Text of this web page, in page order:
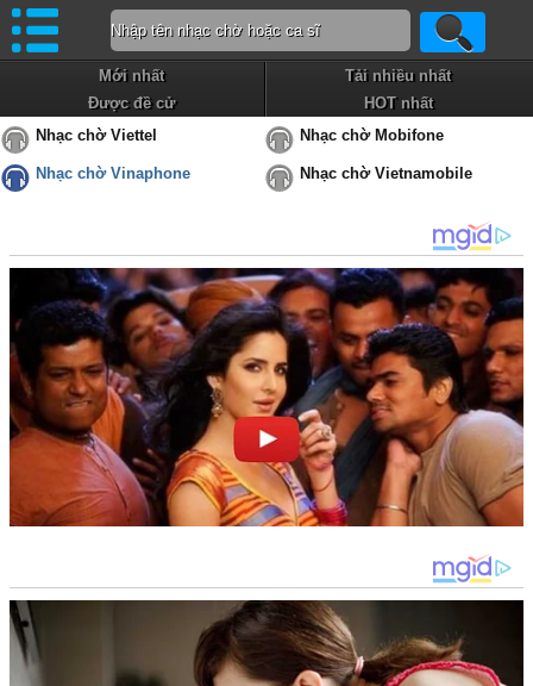
Mới nhất
Tải nhiều nhất
Được đề cử
HOT nhất
Nhạc chờ Viettel
Nhạc chờ Mobifone
Nhạc chờ Vinaphone Nhạc chờ Vietnamobile